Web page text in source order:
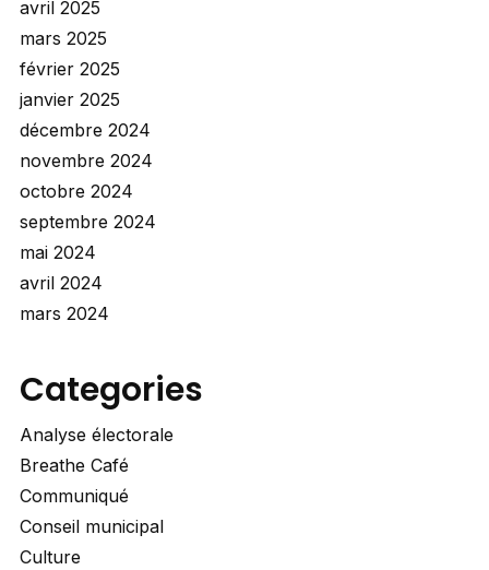
avril 2025
mars 2025
février 2025
janvier 2025
décembre 2024
novembre 2024
octobre 2024
septembre 2024
mai 2024
avril 2024
mars 2024
Categories
Analyse électorale
Breathe Café
Communiqué
Conseil municipal
Culture